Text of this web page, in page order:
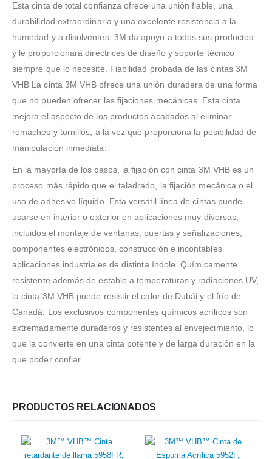
Esta cinta de total confianza ofrece una unión fiable, una
durabilidad extraordinaria y una excelente resistencia a la
humedad y a disolventes. 3M da apoyo a todos sus productos
y le proporcionará directrices de diseño y soporte técnico
siempre que lo necesite. Fiabilidad probada de las cintas 3M
VHB La cinta 3M VHB ofrece una unión duradera de una forma
que no pueden ofrecer las fijaciones mecánicas. Esta cinta
mejora el aspecto de los productos acabados al eliminar
remaches y tornillos, a la vez que proporciona la posibilidad de
manipulación inmediata.
En la mayoría de los casos, la fijación con cinta 3M VHB es un
proceso más rápido que el taladrado, la fijación mecánica o el
uso de adhesivo líquido. Esta versátil línea de cintas puede
usarse en interior o exterior en aplicaciones muy diversas,
incluidos el montaje de ventanas, puertas y señalizaciones,
componentes electrónicos, construcción e incontables
aplicaciones industriales de distinta índole. Químicamente
resistente además de estable a temperaturas y radiaciones UV,
la cinta 3M VHB puede resistir el calor de Dubái y el frío de
Canadá. Los exclusivos componentes químicos acrílicos son
extremadamente duraderos y resistentes al envejecimiento, lo
que la convierte en una cinta potente y de larga duración en la
que poder confiar.
PRODUCTOS RELACIONADOS